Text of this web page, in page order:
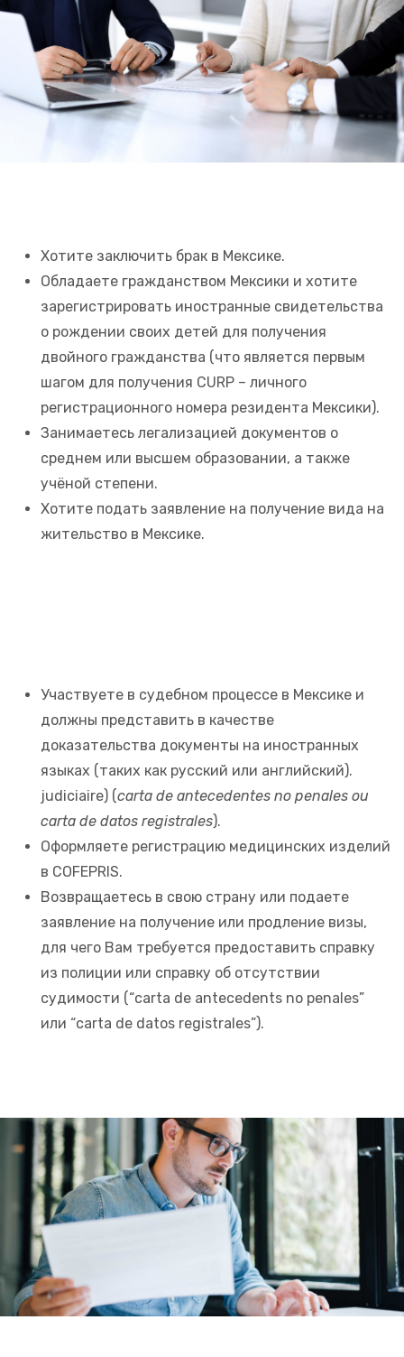
Хотите заключить брак в Мексике.
Обладаете гражданством Мексики и хотите
зарегистрировать иностранные свидетельства
о рождении своих детей для получения
двойного гражданства (что является первым
шагом для получения CURP – личного
регистрационного номера резидента Мексики).
Занимаетесь легализацией документов о
среднем или высшем образовании, а также
учёной степени.
Хотите подать заявление на получение вида на
жительство в Мексике.
Участвуете в судебном процессе в Мексике и
должны представить в качестве
доказательства документы на иностранных
языках (таких как русский или английский).
judiciaire) (carta de antecedentes no penales ou
carta de datos registrales).
Оформляете регистрацию медицинских изделий
в COFEPRIS.
Возвращаетесь в свою страну или подаете
заявление на получение или продление визы,
для чего Вам требуется предоставить справку
из полиции или справку об отсутствии
судимости (“carta de antecedents no penales”
или “carta de datos registrales”).